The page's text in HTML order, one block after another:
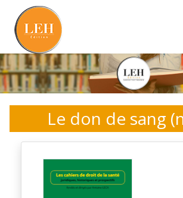
Le don de sang